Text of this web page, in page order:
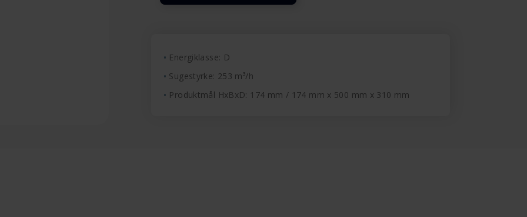
Energiklasse: D
Sugestyrke: 253 m³/h
Produktmål HxBxD: 174 mm / 174 mm x 500 mm x 310 mm